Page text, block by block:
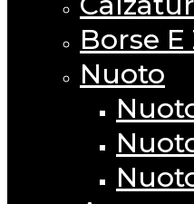
Borse
Nuoto